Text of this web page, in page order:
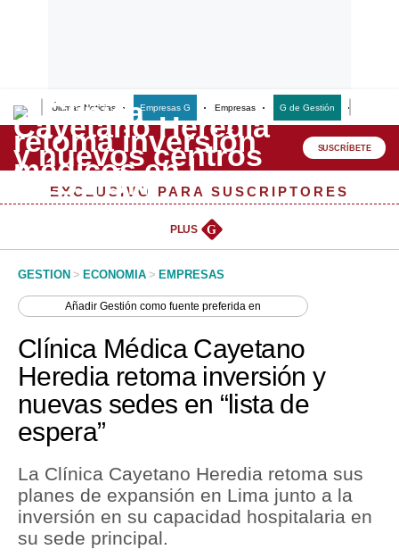
Últimas Noticias Empresas G Empresas G de Gestión
Lo último
Peru Quiosco
Management & Empleo
Perú
Política
Tu Dinero
Finanzas Personales
Inmobiliarias
Plus G
SUSCRÍBETE
EXCLUSIVO PARA SUSCRIPTORES
PLUS G
GESTION > ECONOMIA > EMPRESAS
AñadirGestión como fuente preferida en
Clínica Médica Cayetano
Heredia retoma inversión y
nuevas sedes en “lista de
espera”
La Clínica Cayetano Heredia retoma sus
planes de expansión en Lima junto a la
inversión en su capacidad hospitalaria en
su sede principal.